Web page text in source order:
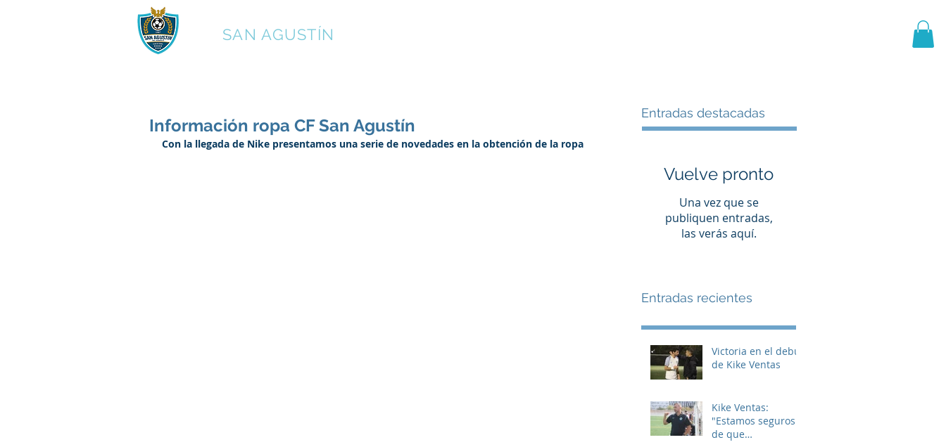
SAN AGUSTÍN
Información ropa CF San Agustín
Con la llegada de Nike presentamos una serie de novedades en la obtención de la ropa
Entradas destacadas
Vuelve pronto
Una vez que se
publiquen entradas,
las verás aquí.
Entradas recientes
Victoria en el debut
de Kike Ventas
Kike Ventas:
"Estamos seguros
de que